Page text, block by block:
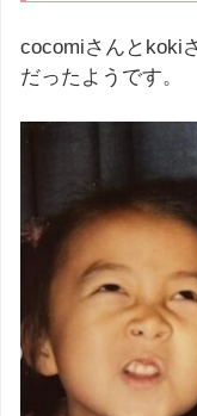
cocomiさんとkoki
だったようです。